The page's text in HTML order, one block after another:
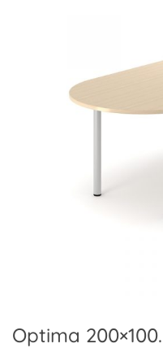
Optima